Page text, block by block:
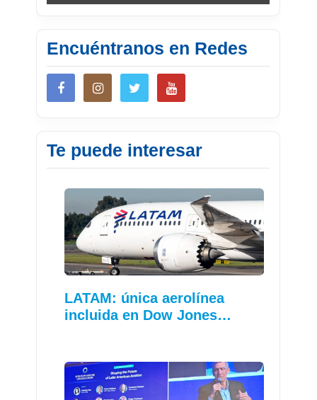
Encuéntranos en Redes
Te puede interesar
LATAM: única aerolínea
incluida en Dow Jones…